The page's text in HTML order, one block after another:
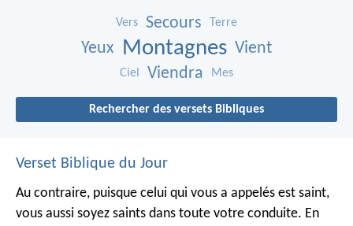
Vers Secours Terre
Yeux Montagnes Vient
Ciel Viendra Mes
Rechercher des versets Bibliques
Verset Biblique du Jour
Au contraire, puisque celui qui vous a appelés est saint,
vous aussi soyez saints dans toute votre conduite. En